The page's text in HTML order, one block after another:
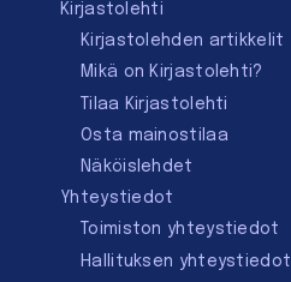
Kirjastolehti
Kirjastolehden artikkelit
Mikä on Kirjastolehti?
Tilaa Kirjastolehti
Osta mainostilaa
Näköislehdet
Yhteystiedot
Toimiston yhteystiedot
Hallituksen yhteystiedot